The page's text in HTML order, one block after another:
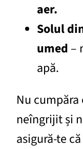
aer.
Solul
umed –
apă.
Nu
neîngrijit și
asigură-te